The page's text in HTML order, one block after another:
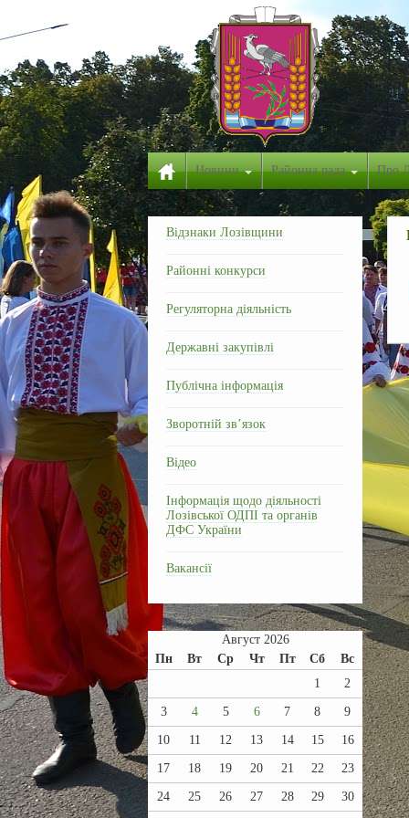
Новини Районна рада Про
Відзнаки Лозівщини
Районні конкурси
Регуляторна діяльність
Державні закупівлі
Публічна інформація
Зворотній зв’язок
Відео
Інформація щодо діяльності
Лозівської ОДПІ та органів
ДФС України
Вакансії
Август 2026
Пн
Вт Ср Чт Пт Сб Вс
1 2
3 4 5 6 7 8 9
10 11 12 13 14 15 16
17 18 19 20 21 22 23
24 25 26 27 28 29 30